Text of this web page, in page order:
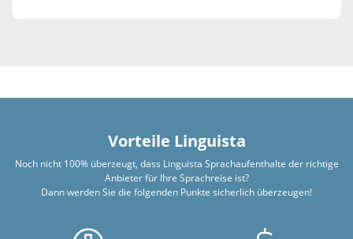
Vorteile Linguista
Noch nicht 100% überzeugt, dass Linguista Sprachaufenthalte der richtige
Anbieter für Ihre Sprachreise ist?
Dann werden Sie die folgenden Punkte sicherlich überzeugen!